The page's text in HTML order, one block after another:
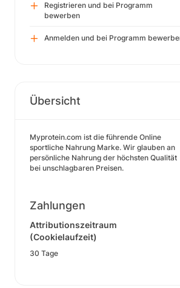
Registrieren und bei Programm
bewerben
Anmelden und bei Programm
Übersicht
Myprotein.com ist die führende Online
sportliche Nahrung Marke. Wir glauben an
persönliche Nahrung der höchsten Qualität
bei unschlagbaren Preisen.
Zahlungen
Attributionszeitraum
(Cookielaufzeit)
30 Tage